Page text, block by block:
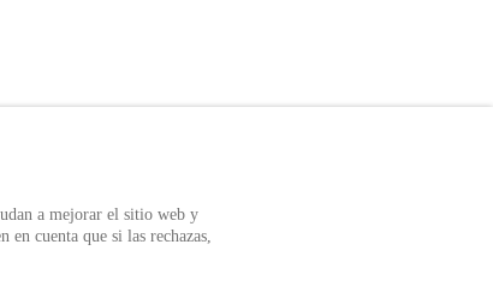
a mejorar el sitio web y
cuenta que si las rechazas,